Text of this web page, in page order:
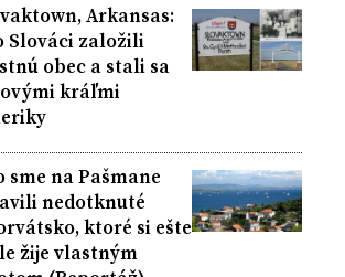
Arkansas:
Slováci založili
obec a stali sa
kráľmi
sme na Pašmane
nedotknuté
ktoré si ešte
žije vlastným